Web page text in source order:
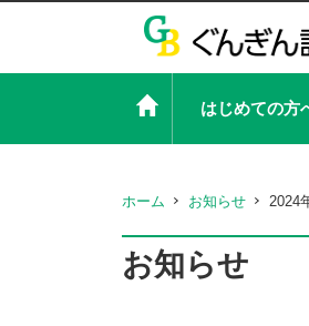
はじめての方
ホーム お知らせ 2024
お知らせ